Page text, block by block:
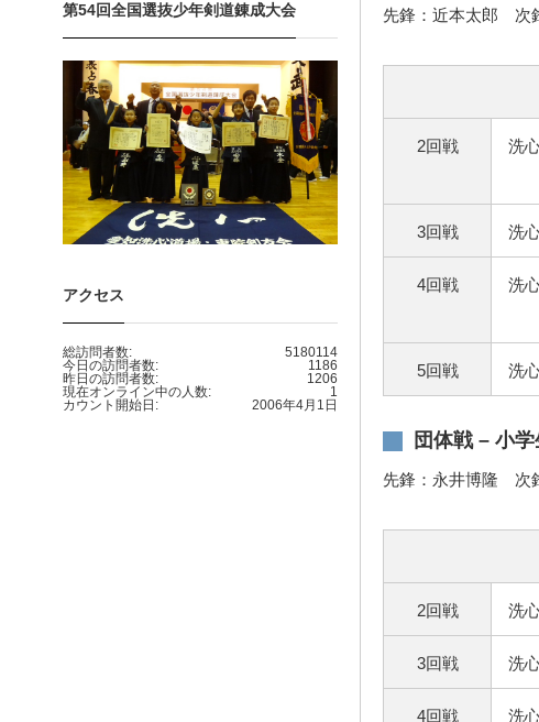
先鋒：近本太郎 次
2回戦 洗
3回戦 洗
4回戦 洗
5回戦 洗
団体戦 – 小
先鋒：永井博隆 次
2回戦 洗
3回戦 洗
4回戦 洗
第54回全国選抜少年剣道錬成大会
アクセス
5180114
総訪問者数:
1186
今日の訪問者数:
1206
昨日の訪問者数:
1
現在オンライン中の人数:
2006年4月1日
カウント開始日: